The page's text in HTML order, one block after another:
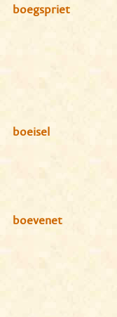
boegspriet
boeisel
boevenet